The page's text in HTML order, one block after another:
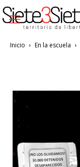
Inicio En la escuela